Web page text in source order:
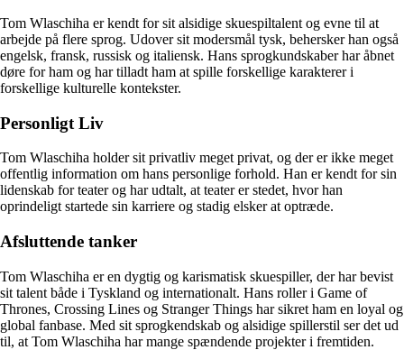
Tom Wlaschiha er kendt for sit alsidige skuespiltalent og evne til at
arbejde på flere sprog. Udover sit modersmål tysk, behersker han også
engelsk, fransk, russisk og italiensk. Hans sprogkundskaber har åbnet
døre for ham og har tilladt ham at spille forskellige karakterer i
forskellige kulturelle kontekster.
Personligt Liv
Tom Wlaschiha holder sit privatliv meget privat, og der er ikke meget
offentlig information om hans personlige forhold. Han er kendt for sin
lidenskab for teater og har udtalt, at teater er stedet, hvor han
oprindeligt startede sin karriere og stadig elsker at optræde.
Afsluttende tanker
Tom Wlaschiha er en dygtig og karismatisk skuespiller, der har bevist
sit talent både i Tyskland og internationalt. Hans roller i Game of
Thrones, Crossing Lines og Stranger Things har sikret ham en loyal og
global fanbase. Med sit sprogkendskab og alsidige spillerstil ser det ud
til, at Tom Wlaschiha har mange spændende projekter i fremtiden.